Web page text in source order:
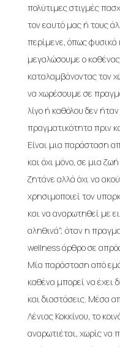
πολύτιμες στιγμές
τον εαυτό μας ή τους
περίμενε, όπως φυσικά
μεγαλώσουμε ο
καταλαμβάνοντας τον
να χωρέσουμε σε
λίγο ή καθόλου δεν
πραγματικότητα πριν
Είναι μια παράσταση
και όχι μόνο, σε μια
ζητάνε αλλά όχι να
χρησιμοποιεί τον
και να αναρωτηθεί με
αληθινά”; όταν η
wellness άρθρο σε
Μία παράσταση από
καθένα μπορεί να έχει
και διαστάσεις. Μέσα
Λένιας Κοκκίνου, το
αναρωτιέται, χωρίς να